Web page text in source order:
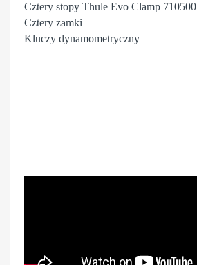
Cztery stopy Thule Evo Clamp 710500
Cztery zamki
Kluczy dynamometryczny